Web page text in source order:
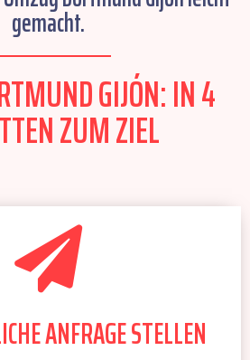
gemacht.
GIJÓN: IN 4
ZUM ZIEL
ANFRAGE STELLEN